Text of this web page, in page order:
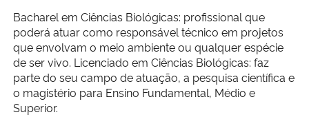
Ministério da Cidadania
Ministério da Saúde
Ministério de Minas e Energia
Bacharel em Ciências Biológicas: profissional que
poderá atuar como responsável técnico em projetos
que envolvam o meio ambiente ou qualquer espécie
de ser vivo. Licenciado em Ciências Biológicas: faz
parte do seu campo de atuação, a pesquisa científica e
o magistério para Ensino Fundamental, Médio e
Superior.